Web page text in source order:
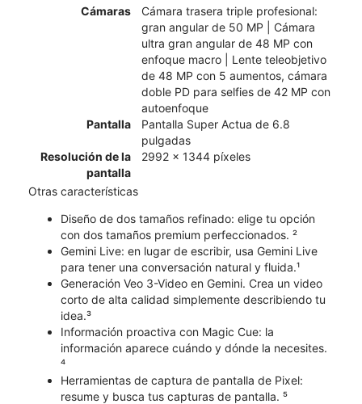
Cámaras
Cámara trasera triple profesional:
gran angular de 50 MP | Cámara
ultra gran angular de 48 MP con
enfoque macro | Lente teleobjetivo
de 48 MP con 5 aumentos, cámara
doble PD para selfies de 42 MP con
autoenfoque
Pantalla
Pantalla Super Actua de 6.8
pulgadas
Resolución de la
pantalla
2992 x 1344 píxeles
Otras características
Diseño de dos tamaños refinado: elige tu opción
con dos tamaños premium perfeccionados. ²
Gemini Live: en lugar de escribir, usa Gemini Live
para tener una conversación natural y fluida.¹
Generación Veo 3-Video en Gemini. Crea un video
corto de alta calidad simplemente describiendo tu
idea.³
Información proactiva con Magic Cue: la
información aparece cuándo y dónde la necesites.
⁴
Herramientas de captura de pantalla de Pixel:
resume y busca tus capturas de pantalla. ⁵